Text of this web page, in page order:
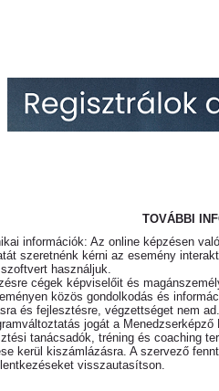
TOVÁBBI
információk: Az online képzésen
szeretnénk kérni az esemény
használjuk.
cégek képviselőit és
közös gondolkodás és
és fejlesztésre, végzettséget nem ad.
jogát a Menedzserképző
tanácsadók, tréning és coaching
kerül kiszámlázásra. A szervező
visszautasítson.